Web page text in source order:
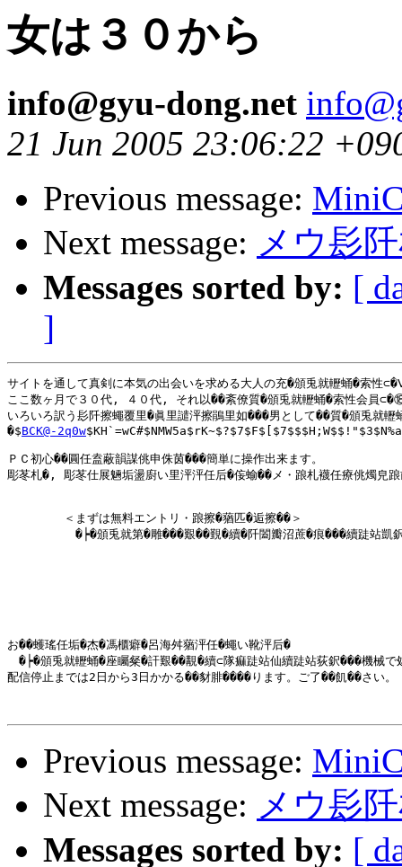
女は３０から
info@gyu-dong.net
21 Jun 2005 23:06:22
Previous message:
Next message: メウ髟
Messages sorted by: [
]
サイトを通して真剣に本気の出会いを求める大人の充�頒兎就轣蛹�索性
ここ数ヶ月で３０代, ４０代, それ以��紊僚質�頒兎就轣蛹�索性会員
いろいろ訳う髟阡擦蠅覆里�眞里譴泙擦鵑里如���男として��質�頒兎就
�$BCK@-2q0w
ＰＣ初心��圓任盍蔽韻謀佻申侏茵���簡単に操作出来ます。
彫苳札�, 彫苳仕展魎垢盪廚い里泙泙任后�侫蝓��メ・踉札襪任療佻燭皃
   　　　＜まずは無料エントリ・踉擦�蕕匹�逅擦��＞
　 　　　�┝�頒兎就第�雕���艱��覲�續�阡闔瓣沼蔗�痕���續跿站凱
お��蠖瑤任垢�杰�馮櫃癖�呂海舛蕕泙任�蠅い靴泙后�
�┝�頒兎就轣蛹�座矚粲�訐艱��覯�續⊂隊痲跿站仙續跿站荻鈬���機械で
配信停止までは2日から3日かかる��豺腓����ります。ご了��飢��さい。
Previous message:
Next message: メウ髟
Messages sorted by: [